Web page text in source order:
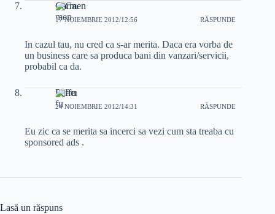
Carmen
17 NOIEMBRIE 2012/12:56 RĂSPUNDE
In cazul tau, nu cred ca s-ar merita. Daca era vorba de
un business care sa produca bani din vanzari/servicii,
probabil ca da.
Perfu
24 NOIEMBRIE 2012/14:31 RĂSPUNDE
Eu zic ca se merita sa incerci sa vezi cum sta treaba cu
sponsored ads .
Lasă un răspuns